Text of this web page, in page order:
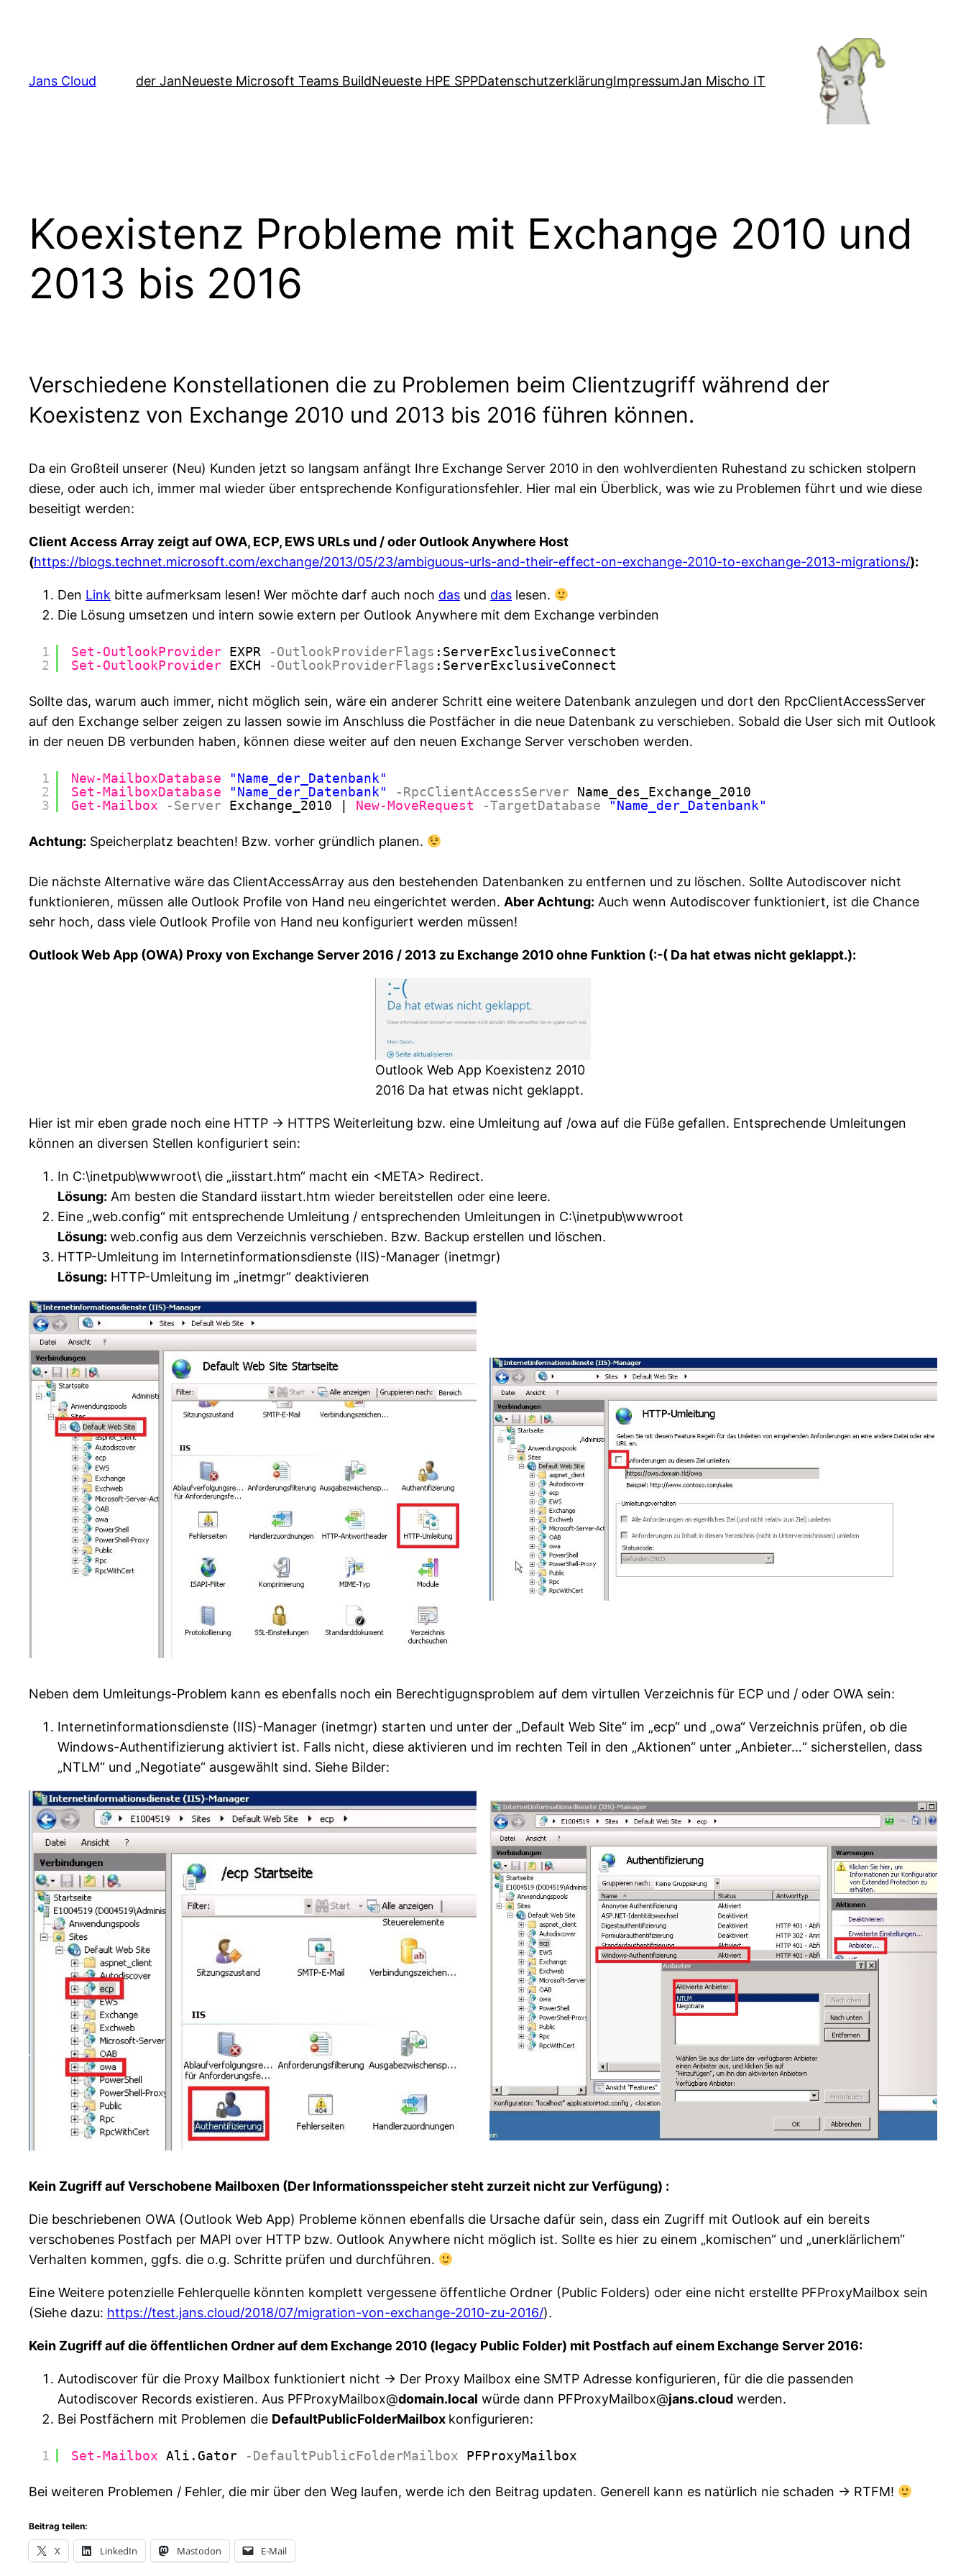
Jans Cloud
der JanNeueste Microsoft Teams BuildNeueste HPE SPPDatenschutzerklärungImpressumJan Mischo IT
Koexistenz Probleme mit Exchange 2010 und
2013 bis 2016
Verschiedene Konstellationen die zu Problemen beim Clientzugriff während der
Koexistenz von Exchange 2010 und 2013 bis 2016 führen können.
Da ein Großteil unserer (Neu) Kunden jetzt so langsam anfängt Ihre Exchange Server 2010 in den wohlverdienten Ruhestand zu schicken stolpern
diese, oder auch ich, immer mal wieder über entsprechende Konfigurationsfehler. Hier mal ein Überblick, was wie zu Problemen führt und wie diese
beseitigt werden:
Client Access Array zeigt auf OWA, ECP, EWS URLs und / oder Outlook Anywhere Host
(https://blogs.technet.microsoft.com/exchange/2013/05/23/ambiguous-urls-and-their-effect-on-exchange-2010-to-exchange-2013-migrations/):
Den Link bitte aufmerksam lesen! Wer möchte darf auch noch das und das lesen.
Die Lösung umsetzen und intern sowie extern per Outlook Anywhere mit dem Exchange verbinden
1
2
Set-OutlookProvider EXPR -OutlookProviderFlags :ServerExclusiveConnect
Set-OutlookProvider EXCH -OutlookProviderFlags :ServerExclusiveConnect
Sollte das, warum auch immer, nicht möglich sein, wäre ein anderer Schritt eine weitere Datenbank anzulegen und dort den RpcClientAccessServer
auf den Exchange selber zeigen zu lassen sowie im Anschluss die Postfächer in die neue Datenbank zu verschieben. Sobald die User sich mit Outlook
in der neuen DB verbunden haben, können diese weiter auf den neuen Exchange Server verschoben werden.
1
2
3
New-MailboxDatabase
"Name_der_Datenbank"
Set-MailboxDatabase
"Name_der_Datenbank" -RpcClientAccessServer
Name_des_Exchange_2010
Get-Mailbox
-Server Exchange_2010 | New-MoveRequest -TargetDatabase "Name_der_Datenbank"
Achtung: Speicherplatz beachten! Bzw. vorher gründlich planen.
Die nächste Alternative wäre das ClientAccessArray aus den bestehenden Datenbanken zu entfernen und zu löschen. Sollte Autodiscover nicht
funktionieren, müssen alle Outlook Profile von Hand neu eingerichtet werden. Aber Achtung: Auch wenn Autodiscover funktioniert, ist die Chance
sehr hoch, dass viele Outlook Profile von Hand neu konfiguriert werden müssen!
Outlook Web App (OWA) Proxy von Exchange Server 2016 / 2013 zu Exchange 2010 ohne Funktion (:-( Da hat etwas nicht geklappt.):
Outlook Web App Koexistenz 2010
2016 Da hat etwas nicht geklappt.
Hier ist mir eben grade noch eine HTTP -> HTTPS Weiterleitung bzw. eine Umleitung auf /owa auf die Füße gefallen. Entsprechende Umleitungen
können an diversen Stellen konfiguriert sein:
In C:\inetpub\wwwroot\ die „iisstart.htm“ macht ein <META> Redirect.
Lösung: Am besten die Standard iisstart.htm wieder bereitstellen oder eine leere.
Eine „web.config“ mit entsprechende Umleitung / entsprechenden Umleitungen in C:\inetpub\wwwroot
Lösung: web.config aus dem Verzeichnis verschieben. Bzw. Backup erstellen und löschen.
HTTP-Umleitung im Internetinformationsdienste (IIS)-Manager (inetmgr)
Lösung: HTTP-Umleitung im „inetmgr“ deaktivieren
Neben dem Umleitungs-Problem kann es ebenfalls noch ein Berechtigugnsproblem auf dem virtullen Verzeichnis für ECP und / oder OWA sein:
Internetinformationsdienste (IIS)-Manager (inetmgr) starten und unter der „Default Web Site“ im „ecp“ und „owa“ Verzeichnis prüfen, ob die
Windows-Authentifizierung aktiviert ist. Falls nicht, diese aktivieren und im rechten Teil in den „Aktionen“ unter „Anbieter…“ sicherstellen, dass
„NTLM“ und „Negotiate“ ausgewählt sind. Siehe Bilder:
Kein Zugriff auf Verschobene Mailboxen (Der Informationsspeicher steht zurzeit nicht zur Verfügung) :
Die beschriebenen OWA (Outlook Web App) Probleme können ebenfalls die Ursache dafür sein, dass ein Zugriff mit Outlook auf ein bereits
verschobenes Postfach per MAPI over HTTP bzw. Outlook Anywhere nicht möglich ist. Sollte es hier zu einem „komischen“ und „unerklärlichem“
Verhalten kommen, ggfs. die o.g. Schritte prüfen und durchführen.
Eine Weitere potenzielle Fehlerquelle könnten komplett vergessene öffentliche Ordner (Public Folders) oder eine nicht erstellte PFProxyMailbox sein
(Siehe dazu: https://test.jans.cloud/2018/07/migration-von-exchange-2010-zu-2016/).
Kein Zugriff auf die öffentlichen Ordner auf dem Exchange 2010 (legacy Public Folder) mit Postfach auf einem Exchange Server 2016:
Autodiscover für die Proxy Mailbox funktioniert nicht -> Der Proxy Mailbox eine SMTP Adresse konfigurieren, für die die passenden
Autodiscover Records existieren. Aus PFProxyMailbox@domain.local würde dann PFProxyMailbox@jans.cloud werden.
Bei Postfächern mit Problemen die DefaultPublicFolderMailbox konfigurieren:
1 Set-Mailbox Ali.Gator -DefaultPublicFolderMailbox PFProxyMailbox
Bei weiteren Problemen / Fehler, die mir über den Weg laufen, werde ich den Beitrag updaten. Generell kann es natürlich nie schaden -> RTFM!
Beitrag teilen:
X LinkedIn Mastodon E-Mail